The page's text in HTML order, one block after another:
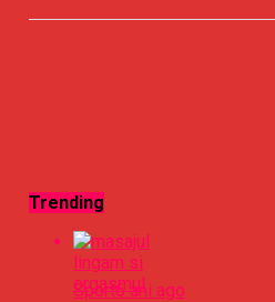
Trending
Sport6 ani ago